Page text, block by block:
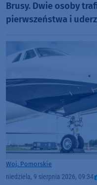
Brusy. Dwie osoby
pierwszeństwa i
Woj. Pomorskie
niedziela, 9 sierpnia 2026, 09:34